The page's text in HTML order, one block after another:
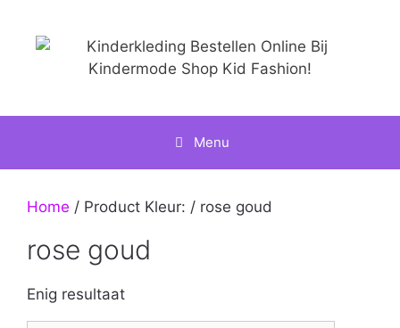
Menu
Home / Product Kleur: / rose goud
rose goud
Enig resultaat